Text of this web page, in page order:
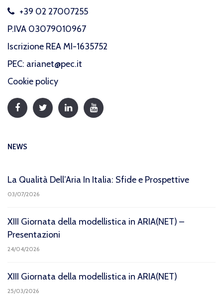
+39 02 27007255
P.IVA 03079010967
Iscrizione REA MI-1635752
PEC: arianet@pec.it
Cookie policy
NEWS
La Qualità Dell’Aria In Italia: Sfide e Prospettive
03/07/2026
XIII Giornata della modellistica in ARIA(NET) –
Presentazioni
24/04/2026
XIII Giornata della modellistica in ARIA(NET)
25/03/2026